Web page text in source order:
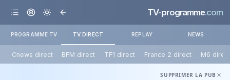
TV-programme.com
PROGRAMME TV TV DIRECT REPLAY NEWS
Cnews direct BFM direct TF1 direct France 2 direct M6
SUPPRIMER LA PUB